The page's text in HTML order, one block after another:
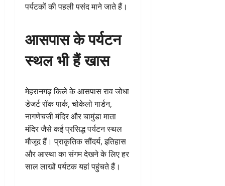
पर्यटकों की पहली पसंद माने जाते हैं।
आसपास के पर्यटन
स्थल भी हैं खास
मेहरानगढ़ किले के आसपास राव जोधा
डेजर्ट रॉक पार्क, चोकेलो गार्डन,
नागणेचजी मंदिर और चामुंडा माता
मंदिर जैसे कई प्रसिद्ध पर्यटन स्थल
मौजूद हैं। प्राकृतिक सौंदर्य, इतिहास
और आस्था का संगम देखने के लिए हर
साल लाखों पर्यटक यहां पहुंचते हैं।